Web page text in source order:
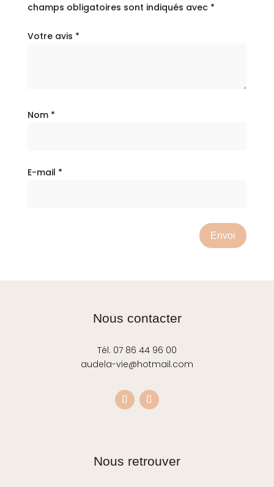
champs obligatoires sont indiqués avec *
Votre avis *
Nom *
E-mail *
Envoi
Nous contacter
Tél. 07 86 44 96 00
audela-vie@hotmail.com
Nous retrouver